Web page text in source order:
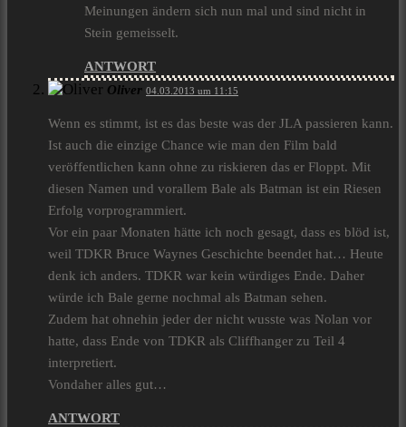
Meinungen ändern sich nun mal und sind nicht in
Stein gemeisselt.
ANTWORT
Oliver 04.03.2013 um 11:15
Wenn es stimmt, ist es das beste was der JLA passieren kann.
Ist auch die einzige Chance wie man den Film bald
veröffentlichen kann ohne zu riskieren das er Floppt. Mit
diesen Namen und vorallem Bale als Batman ist ein Riesen
Erfolg vorprogrammiert.
Vor ein paar Monaten hätte ich noch gesagt, dass es blöd ist,
weil TDKR Bruce Waynes Geschichte beendet hat… Heute
denk ich anders. TDKR war kein würdiges Ende. Daher
würde ich Bale gerne nochmal als Batman sehen.
Zudem hat ohnehin jeder der nicht wusste was Nolan vor
hatte, dass Ende von TDKR als Cliffhanger zu Teil 4
interpretiert.
Vondaher alles gut…
ANTWORT